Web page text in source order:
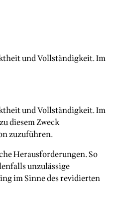
und Vollständigkeit. Im
und Vollständigkeit. Im
diesem Zweck
zuzuführen.
Herausforderungen. So
unzulässige
im Sinne des revidierten